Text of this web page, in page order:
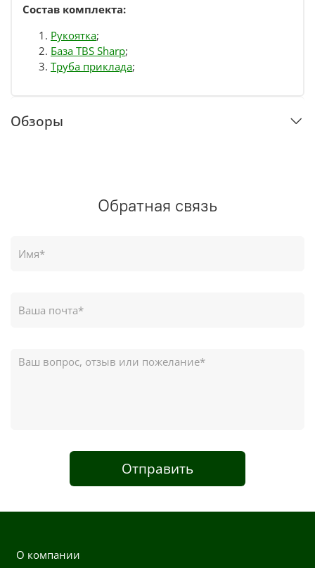
Состав комплекта:
Рукоятка;
База TBS Sharp;
Труба приклада;
Обзоры
Обратная связь
Отправить
О компании